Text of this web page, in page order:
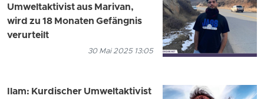
Umweltaktivist aus Marivan,
wird zu 18 Monaten Gefängnis
verurteilt
30 Mai 2025 13:05
Ilam: Kurdischer Umweltaktivist